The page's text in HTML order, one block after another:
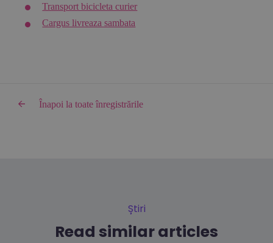
Transport bicicleta curier
Cargus livreaza sambata
Înapoi la toate înregistrările
Știri
Read similar articles